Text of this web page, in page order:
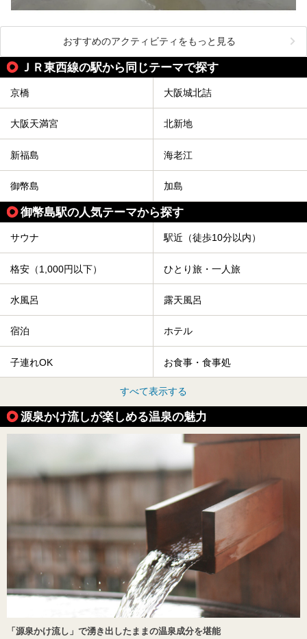
おすすめのアクティビティをもっと見る
ＪＲ東西線の駅から同じテーマで探す
京橋 大阪城北詰
大阪天満宮 北新地
新福島 海老江
御幣島 加島
御幣島駅の人気テーマから探す
サウナ 駅近（徒歩10分以内）
格安（1,000円以下） ひとり旅・一人旅
水風呂 露天風呂
宿泊 ホテル
子連れOK お食事・食事処
すべて表示する
源泉かけ流しが楽しめる温泉の魅力
「源泉かけ流し」で湧き出したままの温泉成分を堪能